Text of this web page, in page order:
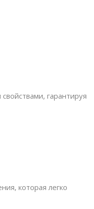
гарантируя
которая легко